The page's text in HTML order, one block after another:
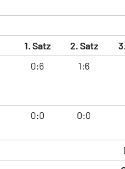
1. Satz 2. Satz
0:6 1:6
0:0 0:0